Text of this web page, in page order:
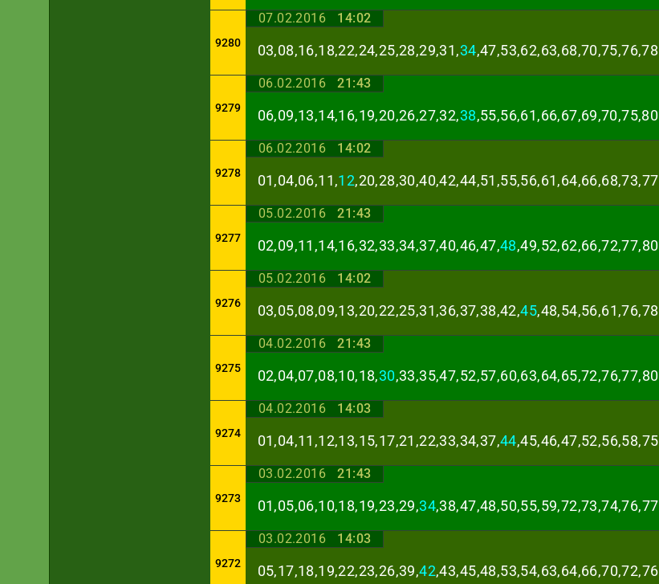
9280
07.02.2016 14:02
03,08,16,18,22,24,25,28,29,31,34,47,53,62,63,68,70,75,76,78
9279
06.02.2016 21:43
06,09,13,14,16,19,20,26,27,32,38,55,56,61,66,67,69,70,75,80
9278
06.02.2016 14:02
01,04,06,11,12,20,28,30,40,42,44,51,55,56,61,64,66,68,73,77
9277
05.02.2016 21:43
02,09,11,14,16,32,33,34,37,40,46,47,48,49,52,62,66,72,77,80
9276
05.02.2016 14:02
03,05,08,09,13,20,22,25,31,36,37,38,42,45,48,54,56,61,76,78
9275
04.02.2016 21:43
02,04,07,08,10,18,30,33,35,47,52,57,60,63,64,65,72,76,77,80
9274
04.02.2016 14:03
01,04,11,12,13,15,17,21,22,33,34,37,44,45,46,47,52,56,58,75
9273
03.02.2016 21:43
01,05,06,10,18,19,23,29,34,38,47,48,50,55,59,72,73,74,76,77
9272
03.02.2016 14:03
05,17,18,19,22,23,26,39,42,43,45,48,53,54,63,64,66,70,72,76